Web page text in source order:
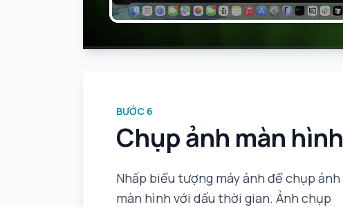
BƯỚC 6
Chụp ảnh màn hình
Nhấp biểu tượng máy ảnh để chụp ảnh
màn hình với dấu thời gian. Ảnh chụp